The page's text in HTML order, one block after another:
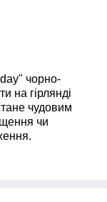
чорно-
на гірлянді
чудовим
чи